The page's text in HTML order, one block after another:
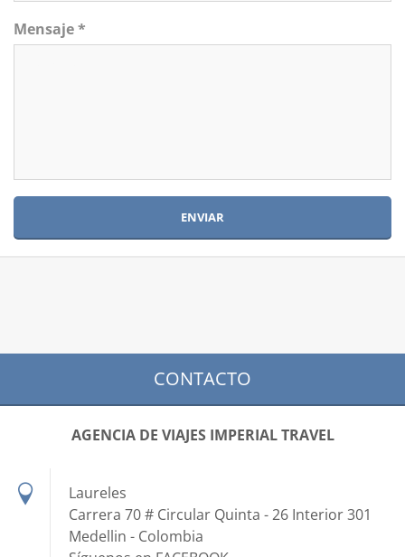
Mensaje *
CONTACTO
AGENCIA DE VIAJES IMPERIAL TRAVEL
Laureles
Carrera 70 # Circular Quinta - 26 Interior 301
Medellin - Colombia